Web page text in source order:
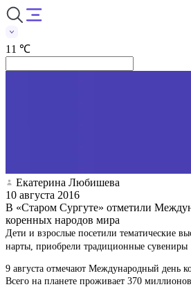
11 ℃
Екатерина Любишева
10 августа 2016
В «Старом Сургуте» отметили
коренных народов мира
Дети и взрослые посетили тематические
нарты, приобрели традиционные сувениры
9 августа отмечают Международный день
Всего на планете проживает 370